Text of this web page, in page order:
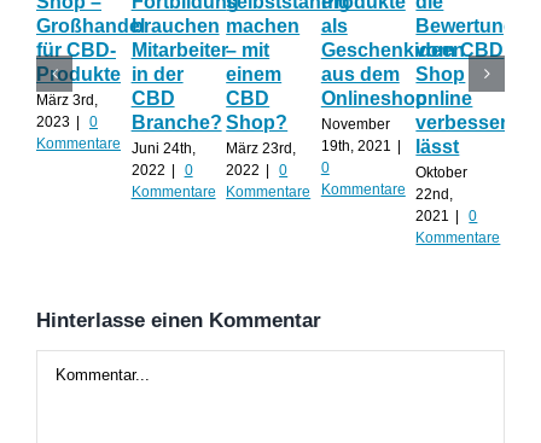
Großhandel
für CBD-
Produkte
März 3rd,
2023
0
Kommentare
brauchen
Mitarbeiter
in der
CBD
Branche?
Juni 24th,
2022
0
Kommentare
machen
– mit
einem
CBD
Shop?
März 23rd,
2022
0
Kommentare
als
Geschenkideen
aus dem
Onlineshop
November
19th, 2021
0
Kommentare
Bewertung
vom CBD
Shop
online
verbessern
lässt
Oktober
22nd,
2021
0
Kommentare
Hinterlasse einen Kommentar